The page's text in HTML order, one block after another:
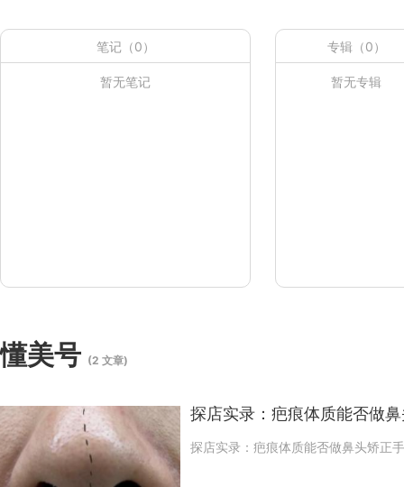
笔记（0）
暂无笔记
专辑（0）
暂无专辑
懂美号 (2 文章)
探店实录：疤痕体质能否做
探店实录：疤痕体质能否做鼻头矫正